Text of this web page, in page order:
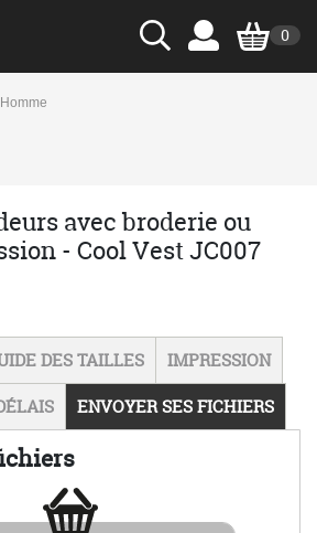
0
Homme
avec broderie ou
- Cool Vest JC007
DES TAILLES
IMPRESSION
ENVOYER SES FICHIERS